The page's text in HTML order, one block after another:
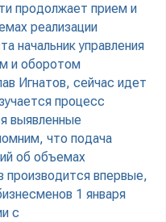
продолжает прием и
реализации
начальник управления
и оборотом
Игнатов, сейчас идет
процесс
выявленные
что подача
об объемах
производится впервые,
1 января
с